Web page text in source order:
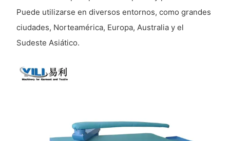
Puede utilizarse en diversos entornos, como grandes
ciudades, Norteamérica, Europa, Australia y el
Sudeste Asiático.